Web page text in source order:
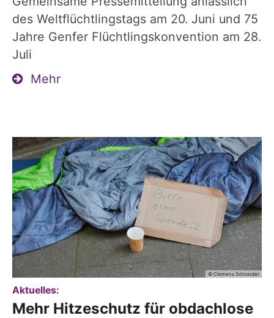
des Weltflüchtlingstags am 20. Juni und 75
Jahre Genfer Flüchtlingskonvention am 28.
Juli
Mehr
© Clemens Schneider
Aktuelles:
Mehr Hitzeschutz für obdachlose